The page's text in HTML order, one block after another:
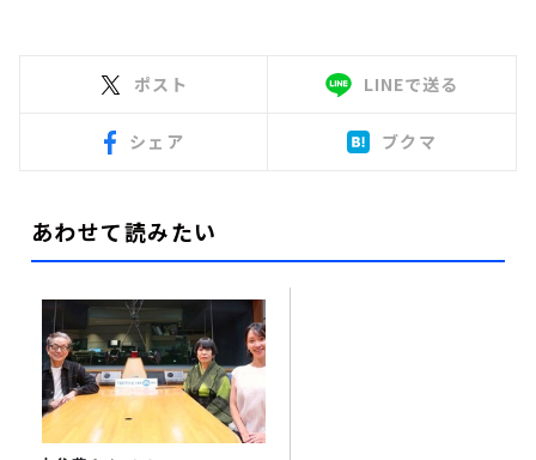
ポスト LINEで送る
シェア ブクマ
あわせて読みたい